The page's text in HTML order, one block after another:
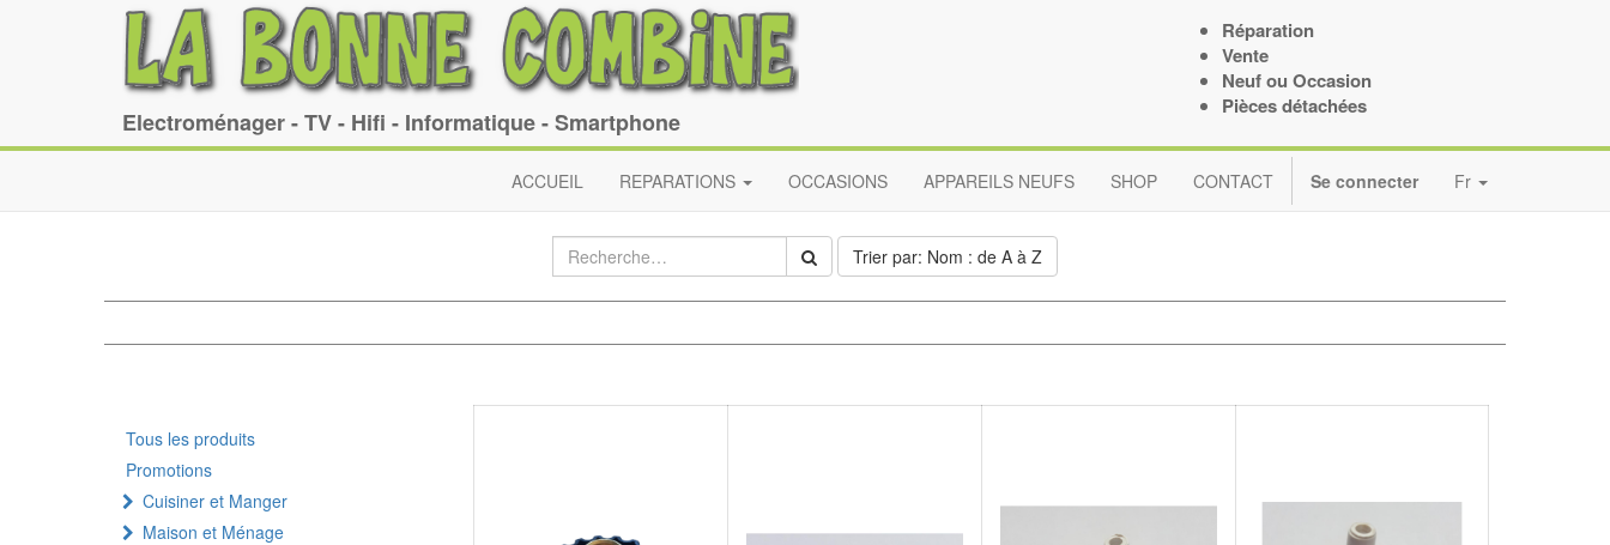
Electroménager - TV - Hifi - Informatique - Smartphone
Réparation
Vente
Neuf ou Occasion
Pièces détachées
ACCUEIL REPARATIONS OCCASIONS APPAREILS NEUFS SHOP CONTACT Se connecter Fr
Trier par: Nom : de A à Z
Tous les produits
Promotions
Cuisiner et Manger
Maison et Ménage